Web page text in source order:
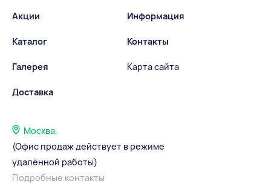
Акции
Каталог
Галерея
Доставка
Информация
Контакты
Карта сайта
Москва,
(Офис продаж действует в режиме
удалённой работы)
Подробные контакты